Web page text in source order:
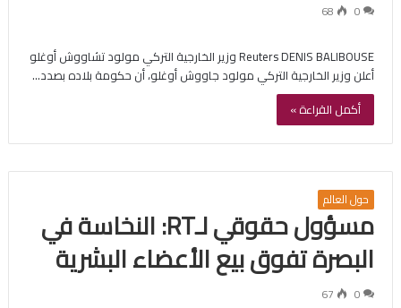
0
68
Reuters DENIS BALIBOUSE وزير الخارجية التركي مولود تشاووش أوغلو
أعلن وزير الخارجية التركي مولود جاووش أوغلو، أن حكومة بلاده بصدد…
أكمل القراءة »
حول العالم
مسؤول حقوقي لـRT: النخاسة في
البصرة تفوق بيع الأعضاء البشرية
0
67